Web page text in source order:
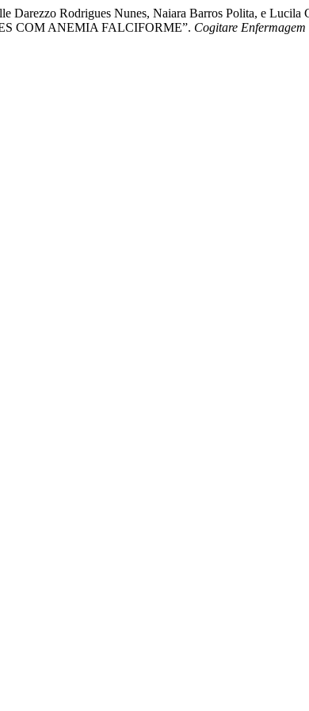
Darezzo Rodrigues Nunes, Naiara Barros Polita, e Lucila
COM ANEMIA FALCIFORME”. Cogitare Enfermagem